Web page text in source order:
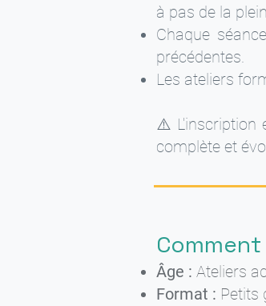
à pas de la
Chaque
précédentes.
Les ateliers
⚠️ L'inscription
complète et
Âge : Ateliers
Format : Petits